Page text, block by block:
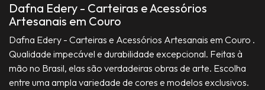
Dafna Edery - Carteiras e Acessórios
Artesanais em Couro
Dafna Edery - Carteiras e Acessórios Artesanais em Couro .
Qualidade impecável e durabilidade excepcional. Feitas à
mão no Brasil, elas são verdadeiras obras de arte. Escolha
entre uma ampla variedade de cores e modelos exclusivos.